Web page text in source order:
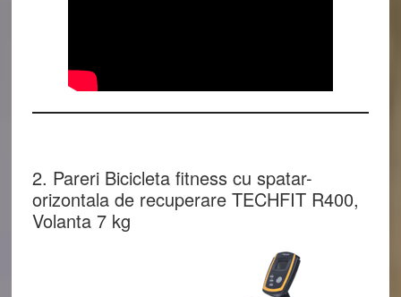
2. Pareri Bicicleta fitness cu spatar-
orizontala de recuperare TECHFIT R400,
Volanta 7 kg